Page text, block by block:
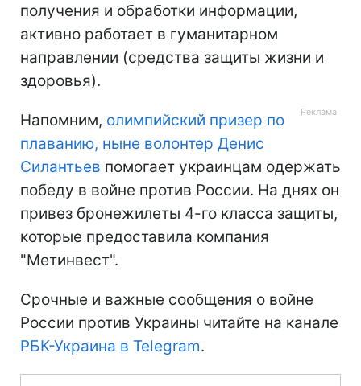
получения и обработки информации,
активно работает в гуманитарном
направлении (средства защиты жизни и
здоровья).
Напомним, олимпийский призер по
плаванию, ныне волонтер Денис
Силантьев помогает украинцам одержать
победу в войне против России. На днях он
привез бронежилеты 4-го класса защиты,
которые предоставила компания
"Метинвест".
Срочные и важные сообщения о войне
России против Украины читайте на канале
РБК-Украина в Telegram.